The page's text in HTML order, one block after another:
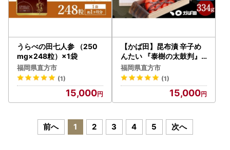
うらべの田七人参 （250
mg×248粒）×1袋
福岡県直方市
(1)
15,000
【かば田】昆布漬 辛子め
んたい 『泰樹の太鼓判』
334g 明太子 たらこ
福岡県直方市
(1)
15,000
前へ 1 2 3 4 5 次へ